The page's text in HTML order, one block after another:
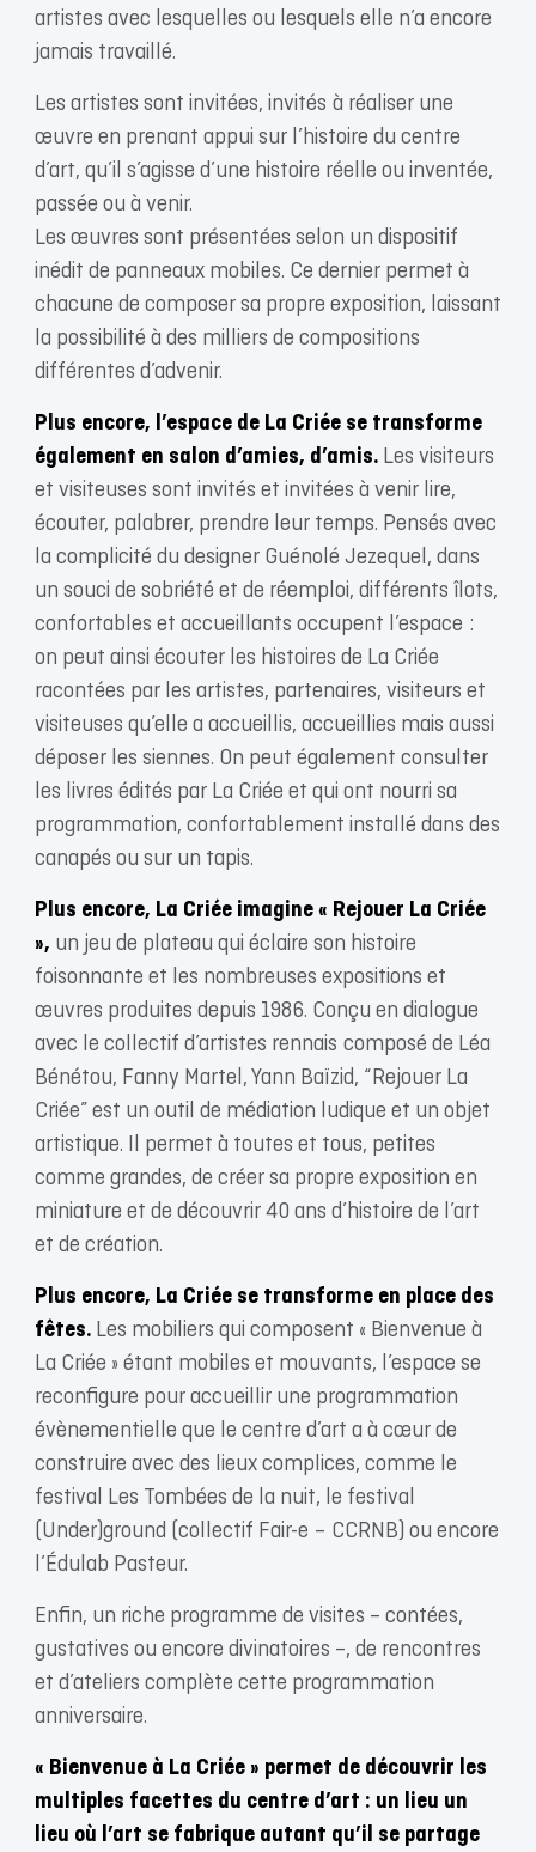
artistes avec lesquelles ou lesquels elle n’a encore
jamais travaillé.
Les artistes sont invitées, invités à réaliser une
œuvre en prenant appui sur l’histoire du centre
d’art, qu’il s’agisse d’une histoire réelle ou inventée,
passée ou à venir.
Les œuvres sont présentées selon un dispositif
inédit de panneaux mobiles. Ce dernier permet à
chacune de composer sa propre exposition, laissant
la possibilité à des milliers de compositions
différentes d’advenir.
Plus encore, l’espace de La Criée se transforme
également en salon d’amies, d’amis.Les visiteurs
et visiteuses sont invités et invitées à venir lire,
écouter, palabrer, prendre leur temps. Pensés avec
la complicité du designer Guénolé Jezequel, dans
un souci de sobriété et de réemploi, différents îlots,
confortables et accueillants occupent l’espace :
on peut ainsi écouter les histoires de La Criée
racontées par les artistes, partenaires, visiteurs et
visiteuses qu’elle a accueillis, accueillies mais aussi
déposer les siennes. On peut également consulter
les livres édités par La Criée et qui ont nourri sa
programmation, confortablement installé dans des
canapés ou sur un tapis.
Plus encore, La Criée imagine « Rejouer La Criée
», un jeu de plateau qui éclaire son histoire
foisonnante et les nombreuses expositions et
œuvres produites depuis 1986. Conçu en dialogue
avec le collectif d’artistes rennais composé de Léa
Bénétou, Fanny Martel, Yann Baïzid, “Rejouer La
Criée” est un outil de médiation ludique et un objet
artistique. Il permet à toutes et tous, petites
comme grandes, de créer sa propre exposition en
miniature et de découvrir 40 ans d’histoire de l’art
et de création.
Plus encore, La Criée se transforme en place des
fêtes.Les mobiliers qui composent « Bienvenue à
La Criée » étant mobiles et mouvants, l’espace se
reconfigure pour accueillir une programmation
évènementielle que le centre d’art a à cœur de
construire avec des lieux complices, comme le
festival Les Tombées de la nuit, le festival
(Under)ground (collectif Fair-e – CCRNB) ou encore
l’Édulab Pasteur.
Enfin, un riche programme de visites – contées,
gustatives ou encore divinatoires –, de rencontres
et d’ateliers complète cette programmation
anniversaire.
« Bienvenue à La Criée » permet de découvrir les
multiples facettes du centre d’art : un lieu un
lieu où l’art se fabrique autant qu’il se partage